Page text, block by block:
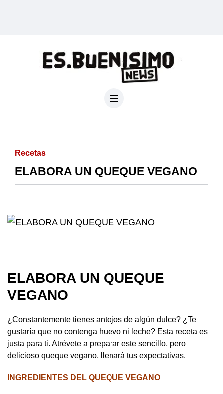
Recetas
ELABORA UN QUEQUE VEGANO
ELABORA UN QUEQUE
VEGANO
¿Constantemente tienes antojos de algún dulce? ¿Te
gustaría que no contenga huevo ni leche? Esta receta es
justa para ti. Atrévete a preparar este sencillo, pero
delicioso queque vegano, llenará tus expectativas.
INGREDIENTES DEL QUEQUE VEGANO